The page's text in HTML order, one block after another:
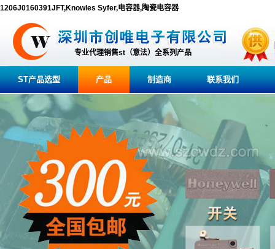
1206J0160391JFT,Knowles Syfer,电容器,陶瓷电容器
专业代理销售st（意法）全系列产品
ST产品选型 产品 制造商 联系我们